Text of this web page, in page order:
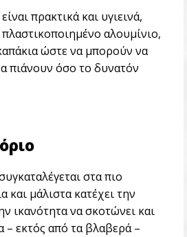
πρακτικά και υγιεινά,
αλουμίνιο,
ώστε να μπορούν να
πιάνουν όσο το δυνατόν
στα πιο
και μάλιστα κατέχει την
ικανότητα να σκοτώνει και
εκτός από τα βλαβερά –